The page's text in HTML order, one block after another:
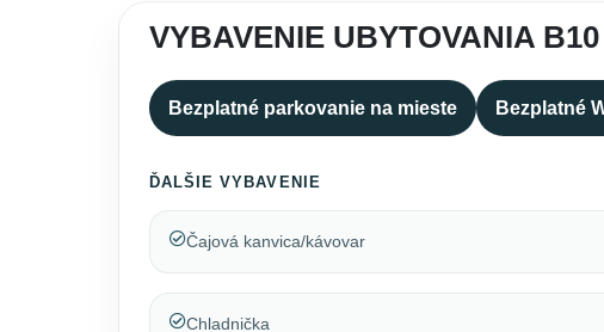
VYBAVENIE UBYTOVANIA
Bezplatné parkovanie na mieste Bezplatné
ĎALŠIE VYBAVENIE
Čajová kanvica/kávovar
Chladnička